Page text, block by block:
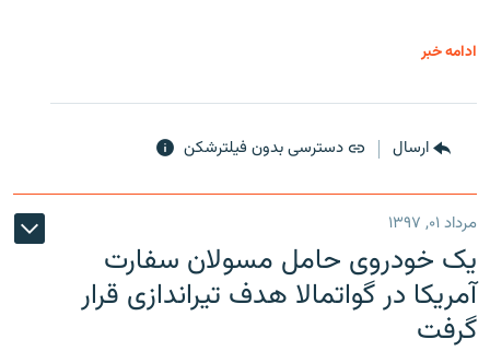
ادامه خبر
ارسال دسترسی بدون فیلترشکن
مرداد ۰۱, ۱۳۹۷
یک خودروی حامل مسولان سفارت
آمریکا در گواتمالا هدف تیراندازی قرار
گرفت